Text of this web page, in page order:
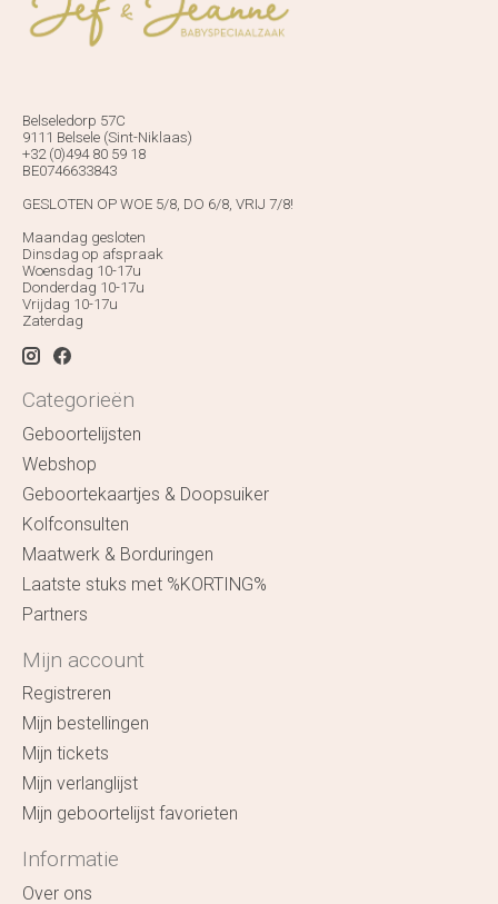
Belseledorp 57C
9111 Belsele (Sint-Niklaas)
+32 (0)494 80 59 18
BE0746633843
GESLOTEN OP WOE 5/8, DO 6/8, VRIJ 7/8!
Maandag gesloten
Dinsdag op afspraak
Woensdag 10-17u
Donderdag 10-17u
Vrijdag 10-17u
Zaterdag
Categorieën
Geboortelijsten
Webshop
Geboortekaartjes & Doopsuiker
Kolfconsulten
Maatwerk & Borduringen
Laatste stuks met %KORTING%
Partners
Mijn account
Registreren
Mijn bestellingen
Mijn tickets
Mijn verlanglijst
Mijn geboortelijst favorieten
Informatie
Over ons